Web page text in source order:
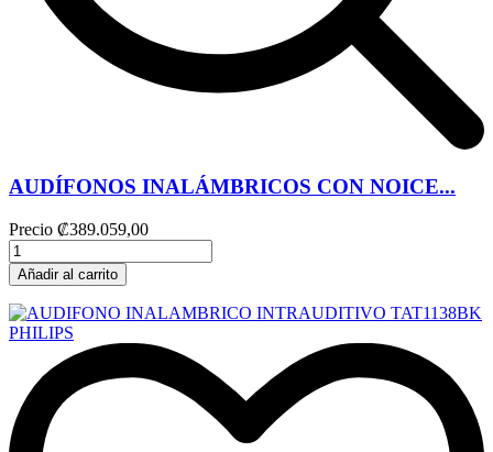
AUDÍFONOS INALÁMBRICOS CON NOICE...
Precio ₡389.059,00
Añadir al carrito